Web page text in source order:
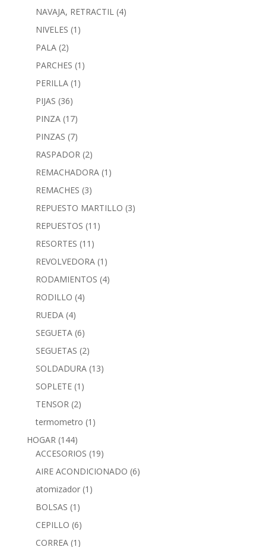
NAVAJA, RETRACTIL (4)
NIVELES (1)
PALA (2)
PARCHES (1)
PERILLA (1)
PIJAS (36)
PINZA (17)
PINZAS (7)
RASPADOR (2)
REMACHADORA (1)
REMACHES (3)
REPUESTO MARTILLO (3)
REPUESTOS (11)
RESORTES (11)
REVOLVEDORA (1)
RODAMIENTOS (4)
RODILLO (4)
RUEDA (4)
SEGUETA (6)
SEGUETAS (2)
SOLDADURA (13)
SOPLETE (1)
TENSOR (2)
termometro (1)
HOGAR (144)
ACCESORIOS (19)
AIRE ACONDICIONADO (6)
atomizador (1)
BOLSAS (1)
CEPILLO (6)
CORREA (1)